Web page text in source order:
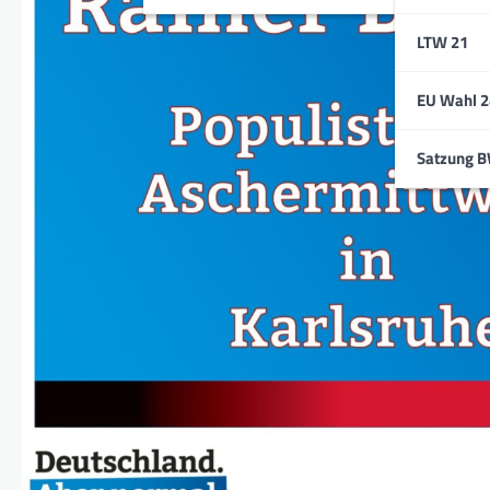
LTW 21
EU Wahl
Satzung